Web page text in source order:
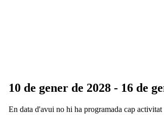
10 de gener de 2028 - 16 de
En data d'avui no hi ha programada cap activitat